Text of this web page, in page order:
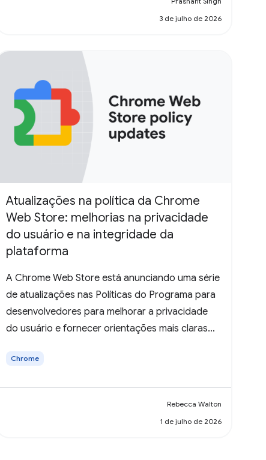
3 de julho de 2026
Atualizações na política da Chrome
Web Store: melhorias na privacidade
do usuário e na integridade da
plataforma
A Chrome Web Store está anunciando uma série
de atualizações nas Políticas do Programa para
desenvolvedores para melhorar a privacidade
do usuário e fornecer orientações mais claras
Chrome
Rebecca Walton
1 de julho de 2026